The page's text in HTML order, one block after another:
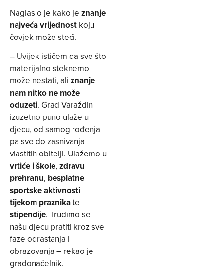
Naglasio je kako je znanje
najveća vrijednost koju
čovjek može steći.
– Uvijek ističem da sve što
materijalno steknemo
može nestati, ali znanje
nam nitko ne može
oduzeti. Grad Varaždin
izuzetno puno ulaže u
djecu, od samog rođenja
pa sve do zasnivanja
vlastitih obitelji. Ulažemo u
vrtiće i škole, zdravu
prehranu, besplatne
sportske aktivnosti
tijekom praznikate
stipendije. Trudimo se
našu djecu pratiti kroz sve
faze odrastanja i
obrazovanja – rekao je
gradonačelnik.